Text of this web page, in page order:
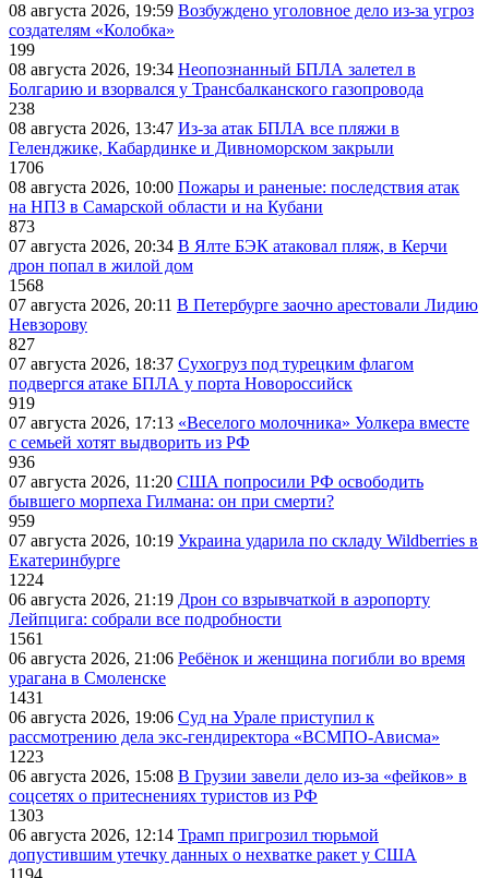
08 августа 2026, 19:59 Возбуждено уголовное дело из-за угроз
создателям «Колобка»
199
08 августа 2026, 19:34 Неопознанный БПЛА залетел в
Болгарию и взорвался у Трансбалканского газопровода
238
08 августа 2026, 13:47 Из-за атак БПЛА все пляжи в
Геленджике, Кабардинке и Дивноморском закрыли
1706
08 августа 2026, 10:00 Пожары и раненые: последствия атак
на НПЗ в Самарской области и на Кубани
873
07 августа 2026, 20:34 В Ялте БЭК атаковал пляж, в Керчи
дрон попал в жилой дом
1568
07 августа 2026, 20:11 В Петербурге заочно арестовали Лидию
Невзорову
827
07 августа 2026, 18:37 Сухогруз под турецким флагом
подвергся атаке БПЛА у порта Новороссийск
919
07 августа 2026, 17:13 «Веселого молочника» Уолкера вместе
с семьей хотят выдворить из РФ
936
07 августа 2026, 11:20 США попросили РФ освободить
бывшего морпеха Гилмана: он при смерти?
959
07 августа 2026, 10:19 Украина ударила по складу Wildberries в
Екатеринбурге
1224
06 августа 2026, 21:19 Дрон со взрывчаткой в аэропорту
Лейпцига: собрали все подробности
1561
06 августа 2026, 21:06 Ребёнок и женщина погибли во время
урагана в Смоленске
1431
06 августа 2026, 19:06 Суд на Урале приступил к
рассмотрению дела экс-гендиректора «ВСМПО-Ависма»
1223
06 августа 2026, 15:08 В Грузии завели дело из-за «фейков» в
соцсетях о притеснениях туристов из РФ
1303
06 августа 2026, 12:14 Трамп пригрозил тюрьмой
допустившим утечку данных о нехватке ракет у США